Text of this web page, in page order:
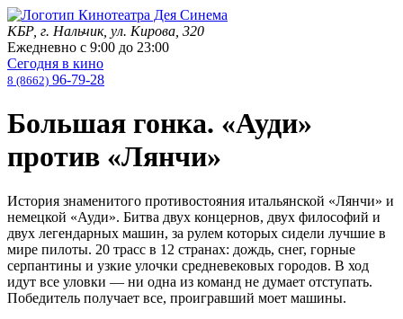
КБР, г. Нальчик, ул. Кирова, 320
Ежедневно с 9:00 до 23:00
Сегодня в кино
8 (8662) 96-79-28
Большая гонка. «Ауди»
против «Лянчи»
История знаменитого противостояния итальянской «Лянчи» и
немецкой «Ауди». Битва двух концернов, двух философий и
двух легендарных машин, за рулем которых сидели лучшие в
мире пилоты. 20 трасс в 12 странах: дождь, снег, горные
серпантины и узкие улочки средневековых городов. В ход
идут все уловки — ни одна из команд не думает отступать.
Победитель получает все, проигравший моет машины.